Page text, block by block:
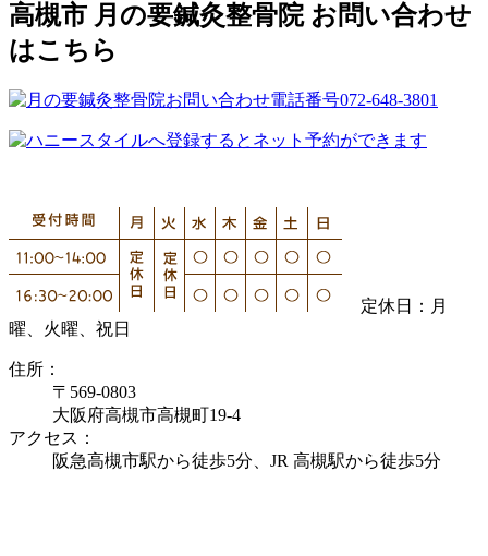
高槻市 月の要鍼灸整骨院 お問い合わせ
はこちら
定休日：月
曜、火曜、祝日
住所：
〒569-0803
大阪府高槻市高槻町19-4
アクセス：
阪急高槻市駅から徒歩5分、JR 高槻駅から徒歩5分